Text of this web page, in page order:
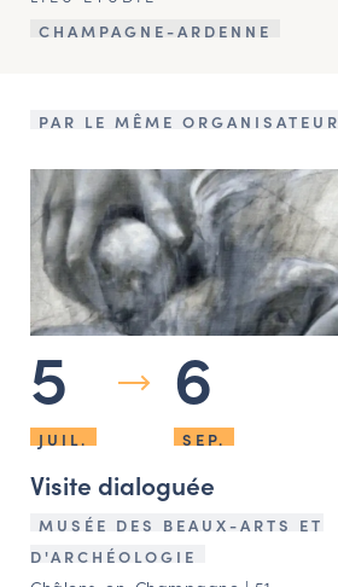
CHAMPAGNE-ARDENNE
PAR LE MÊME ORGANISATEUR
5
JUIL.
6
SEP.
Visite dialoguée
MUSÉE DES BEAUX-ARTS ET
D'ARCHÉOLOGIE